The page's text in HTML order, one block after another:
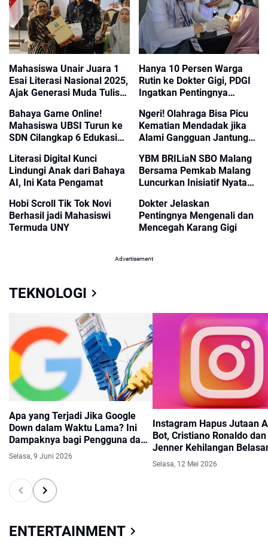
Mahasiswa Unair Juara 1
Esai Literasi Nasional 2025,
Ajak Generasi Muda Tulis
Bahaya Game Online!
Mahasiswa UBSI Turun ke
SDN Cilangkap 6 Edukasi
Literasi Digital Kunci
Lindungi Anak dari Bahaya
AI, Ini Kata Pengamat
Hobi Scroll Tik Tok Novi
Berhasil jadi Mahasiswi
Termuda UNY
Hanya 10 Persen Warga
Rutin ke Dokter Gigi, PDGI
Ingatkan Pentingnya
Ngeri! Olahraga Bisa Picu
Kematian Mendadak jika
Alami Gangguan Jantung
YBM BRILiaN SBO Malang
Bersama Pemkab Malang
Luncurkan Inisiatif Nyata
Ngasem
Dokter Jelaskan
Pentingnya Mengenali dan
Mencegah Karang Gigi
Advertisement
TEKNOLOGI
Apa yang Terjadi Jika Google
Down dalam Waktu Lama? Ini
Dampaknya bagi Pengguna dan
SEO
Selasa, 9 Juni 2026
Instagram Hapus Jutaan
Bot, Cristiano Ronaldo
Jenner Kehilangan
Followers
Selasa, 12 Mei 2026
ENTERTAINMENT